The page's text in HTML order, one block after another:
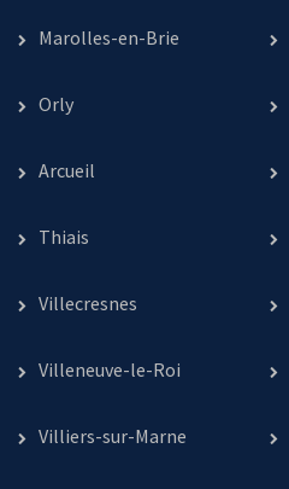
Marolles-en-Brie
Orly
Arcueil
Thiais
Villecresnes
Villeneuve-le-Roi
Villiers-sur-Marne